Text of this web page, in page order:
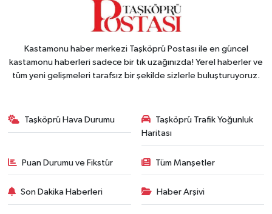
Kastamonu haber merkezi Taşköprü Postası ile en güncel
kastamonu haberleri sadece bir tık uzağınızda! Yerel haberler ve
tüm yeni gelişmeleri tarafsız bir şekilde sizlerle buluşturuyoruz.
Taşköprü Hava Durumu
Taşköprü Trafik Yoğunluk
Haritası
Puan Durumu ve Fikstür Tüm Manşetler
Son Dakika Haberleri Haber Arşivi